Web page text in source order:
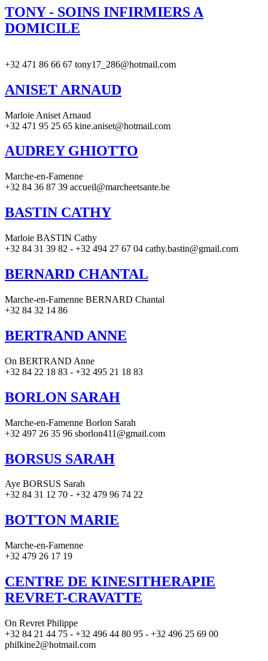
TONY - SOINS INFIRMIERS A
DOMICILE
+32 471 86 66 67 tony17_286@hotmail.com
ANISET ARNAUD
Marloie Aniset Arnaud
+32 471 95 25 65 kine.aniset@hotmail.com
AUDREY GHIOTTO
Marche-en-Famenne
+32 84 36 87 39 accueil@marcheetsante.be
BASTIN CATHY
Marloie BASTIN Cathy
+32 84 31 39 82 - +32 494 27 67 04 cathy.bastin@gmail.com
BERNARD CHANTAL
Marche-en-Famenne BERNARD Chantal
+32 84 32 14 86
BERTRAND ANNE
On BERTRAND Anne
+32 84 22 18 83 - +32 495 21 18 83
BORLON SARAH
Marche-en-Famenne Borlon Sarah
+32 497 26 35 96 sborlon411@gmail.com
BORSUS SARAH
Aye BORSUS Sarah
+32 84 31 12 70 - +32 479 96 74 22
BOTTON MARIE
Marche-en-Famenne
+32 479 26 17 19
CENTRE DE KINESITHERAPIE
REVRET-CRAVATTE
On Revret Philippe
+32 84 21 44 75 - +32 496 44 80 95 - +32 496 25 69 00
philkine2@hotmail.com